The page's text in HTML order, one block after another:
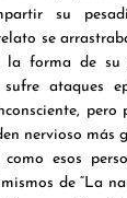
su
se
la forma de su
ataques
pero
nervioso más
como esos
de “La